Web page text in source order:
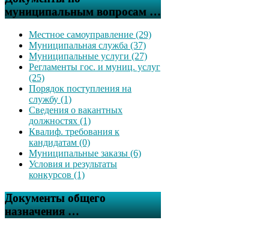
муниципальным вопросам …
Местное самоуправление (29)
Муниципальная служба (37)
Муниципальные услуги (27)
Регламенты гос. и муниц. услуг
(25)
Порядок поступления на
службу (1)
Сведения о вакантных
должностях (1)
Квалиф. требования к
кандидатам (0)
Муниципальные заказы (6)
Условия и результаты
конкурсов (1)
Документы общего
назначения …